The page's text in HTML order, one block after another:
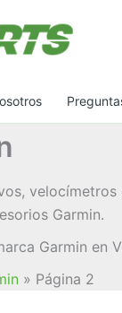
Garmin.
Garmin en
Página 2